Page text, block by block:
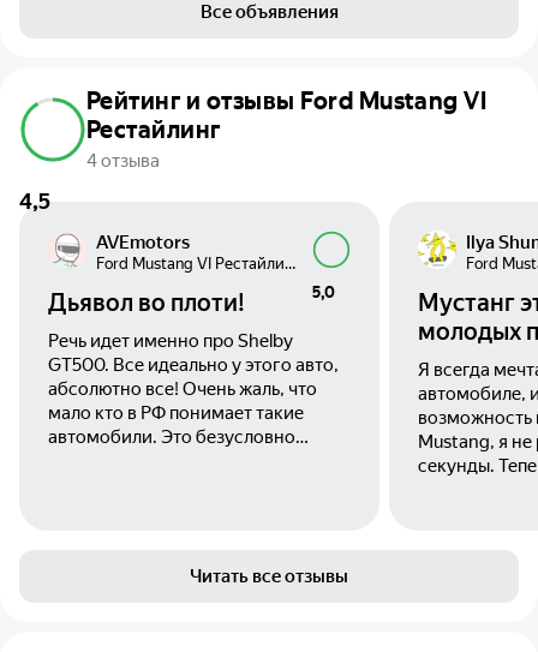
Все объявления
4,5
Рейтинг и отзывы Ford Mustang VI
Рестайлинг
4 отзыва
AVEmotors
Ford Mustang VI Рестайлинг
5,0
Дьявол во плоти!
Речь идет именно про Shelby
GT500. Все идеально у этого авто,
абсолютно все! Очень жаль, что
мало кто в РФ понимает такие
автомобили. Это безусловно
управление не хуже даже чем у
Ilya
Мустанг
молодых
Я всегда
автомобиле,
возможность
Mustang, я
секунды.
Читать все отзывы